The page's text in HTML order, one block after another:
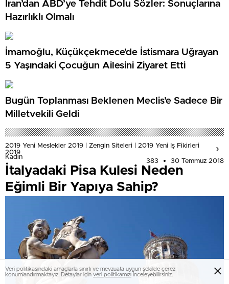
İran’dan ABD’ye Tehdit Dolu Sözler: Sonuçlarına
Hazırlıklı Olmalı
İmamoğlu, Küçükçekmece’de İstismara Uğrayan
5 Yaşındaki Çocuğun Ailesini Ziyaret Etti
Bugün Toplanması Beklenen Meclis’e Sadece Bir
Milletvekili Geldi
2019 Yeni Meslekler 2019 | Zengin Siteleri | 2019 Yeni Iş Fikirleri
2019
Kadın
383 30 Temmuz 2018
İtalyadaki Pisa Kulesi Neden
Eğimli Bir Yapıya Sahip?
Veri politikasındaki amaçlarla sınırlı ve mevzuata uygun şekilde çerez
konumlandırmaktayız. Detaylar için veri politikamızı inceleyebilirsiniz.